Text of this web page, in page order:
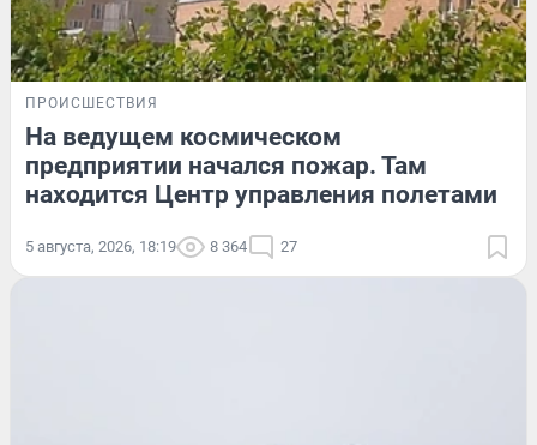
ПРОИСШЕСТВИЯ
На ведущем космическом
предприятии начался пожар. Там
находится Центр управления полетами
5 августа, 2026, 18:19 8 364 27